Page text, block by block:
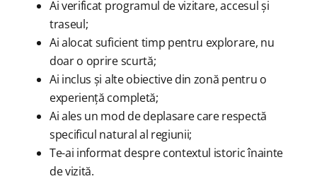
Ai verificat programul de vizitare, accesul și
traseul;
Ai alocat suficient timp pentru explorare, nu
doar o oprire scurtă;
Ai inclus și alte obiective din zonă pentru o
experiență completă;
Ai ales un mod de deplasare care respectă
specificul natural al regiunii;
Te-ai informat despre contextul istoric înainte
de vizită.